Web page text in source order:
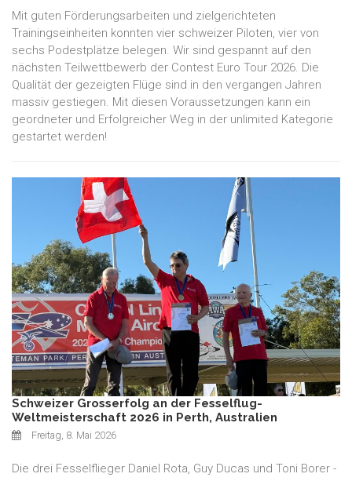
Mit guten Förderungsarbeiten und zielgerichteten
Trainingseinheiten konnten vier schweizer Piloten, vier von
sechs Podestplätze belegen. Wir sind gespannt auf den
nächsten Teilwettbewerb der Contest Euro Tour 2026. Die
Qualität der gezeigten Flüge sind in den vergangen Jahren
massiv gestiegen. Mit diesen Voraussetzungen kann ein
geordneter und Erfolgreicher Weg in der unlimited Kategorie
gestartet werden!
Schweizer Grosserfolg an der Fesselflug-
Weltmeisterschaft 2026 in Perth, Australien
Freitag, 8. Mai 2026
Die drei Fesselflieger Daniel Rota, Guy Ducas und Toni Borer -